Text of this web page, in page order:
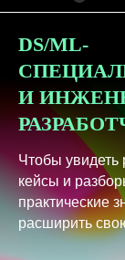
DS/ML-
И
Чтобы увидеть
кейсы и
практические
расширить